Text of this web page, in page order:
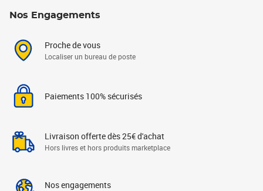
Nos Engagements
Proche de vous
Localiser un bureau de poste
Paiements 100% sécurisés
Livraison offerte dès 25€ d'achat
Hors livres et hors produits marketplace
Nos engagements